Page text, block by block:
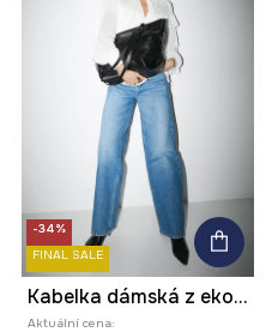
-34%
FINAL SALE
Kabelka dámská z ekokůže
Aktuální cena: